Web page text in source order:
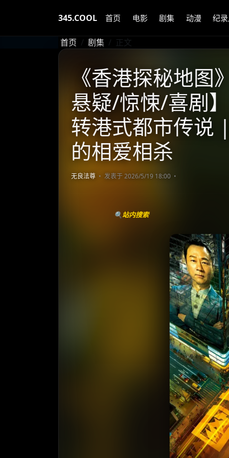
345.COOL 首页 电影 剧集 动漫 纪
首页 剧集 正文
《香港探秘地图
悬疑/惊悚/喜剧
转港式都市传说
的相爱相杀
无良法尊 发表于 2026/5/19 18:00
🔍站内搜索
⭐
收藏
⭐️ 评
天天领红包